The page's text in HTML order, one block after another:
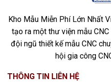
Kho Mẫu Miễn Phí Lớn Nhất
tạo ra một thư viện mẫu
đội ngũ thiết kế mẫu CNC
hội gia công
THÔNG TIN LIÊN HỆ